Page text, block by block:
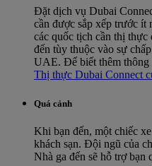
Đặt dịch vụ Dubai
cần được sắp xếp trước
các quốc tịch cần thị
đến tùy thuộc vào sự
UAE. Để biết thêm thông
Thị thực Dubai Connect
Quá cảnh
Khi bạn đến, một chiếc
khách sạn. Đội ngũ của
Nhà ga đến sẽ hỗ trợ bạn